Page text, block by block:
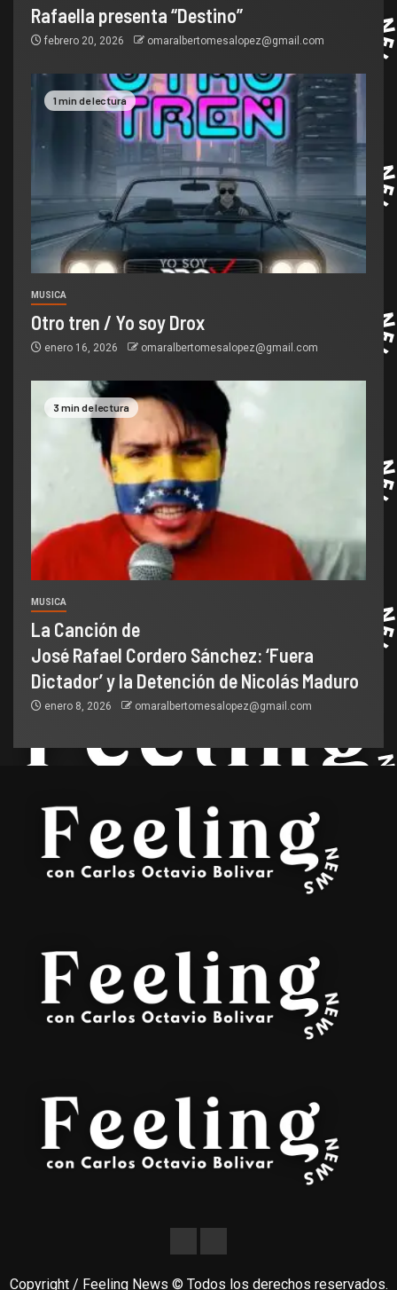
Rafaella presenta “Destino”
febrero 20, 2026 omaralbertomesalopez@gmail.com
1 min de lectura
MUSICA
Otro tren / Yo soy Drox
enero 16, 2026 omaralbertomesalopez@gmail.com
3 min de lectura
MUSICA
La Canción de
José Rafael Cordero Sánchez: ‘Fuera
Dictador’ y la Detención de Nicolás Maduro
enero 8, 2026 omaralbertomesalopez@gmail.com
Copyright / Feeling News © Todos los derechos reservados.